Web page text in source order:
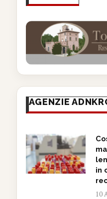
AGENZIE
in
10